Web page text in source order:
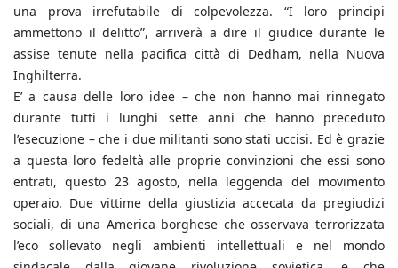
una prova irrefutabile di colpevolezza. “I loro principi
ammettono il delitto”, arriverà a dire il giudice durante le
assise tenute nella pacifica città di Dedham, nella Nuova
Inghilterra.
E’ a causa delle loro idee – che non hanno mai rinnegato
durante tutti i lunghi sette anni che hanno preceduto
l’esecuzione – che i due militanti sono stati uccisi. Ed è grazie
a questa loro fedeltà alle proprie convinzioni che essi sono
entrati, questo 23 agosto, nella leggenda del movimento
operaio. Due vittime della giustizia accecata da pregiudizi
sociali, di una America borghese che osservava terrorizzata
l’eco sollevato negli ambienti intellettuali e nel mondo